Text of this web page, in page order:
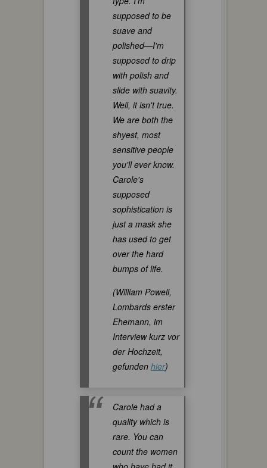
supposed to be
suave and
polished—I'm
supposed to drip
with polish and
slide with suavity.
Well, it isn't true.
We are both the
shyest, most
sensitive people
you'll ever know.
Carole's
supposed
sophistication is
just a mask she
has used to get
over the hard
bumps of life.
(William Powell,
Lombards erster
Ehemann, im
Interview kurz vor
der Hochzeit,
gefunden hier)
Carole had a
quality which is
rare. You can
count the women